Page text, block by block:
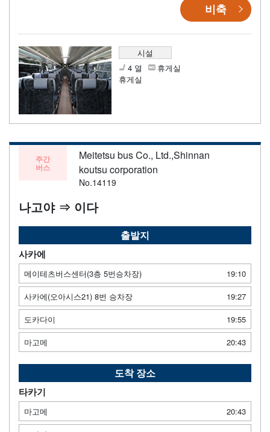
비축
시설
4 열
휴게실
휴게실
주간
버스
Meitetsu bus Co., Ltd.,Shinnan
koutsu corporation
No.14119
나고야 ⇒ 이다
출발지
사카에
메이테츠버스센터(3층 5번승차장)
19:10
사카에(오아시스21) 8번 승차장
19:27
도카다이
19:55
마고메
20:43
도착 장소
타카기
마고메
20:43